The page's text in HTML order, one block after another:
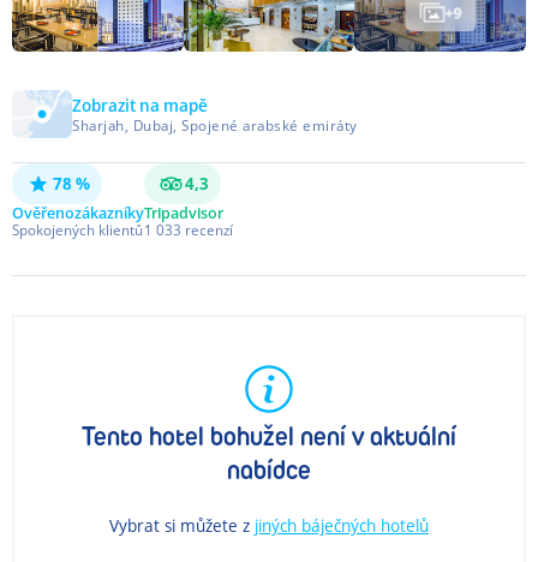
+9
Zobrazit na mapě
Sharjah, Dubaj, Spojené arabské emiráty
78 %
Ověřenozákazníky
Spokojených klientů
4,3
Tripadvisor
1 033 recenzí
Tento hotel bohužel není v aktuální
nabídce
Vybrat si můžete z jiných báječných hotelů